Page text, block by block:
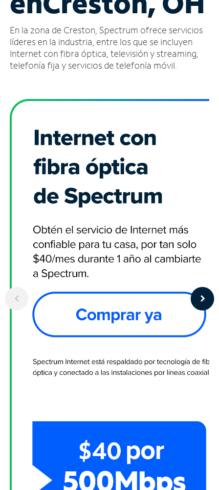
cuenta
Encuentra
una
tienda
En la zona de Creston, Spectrum ofrece servicios
líderes en la industria, entre los que se incluyen
Internet con fibra óptica, televisión y streaming,
telefonía fija y servicios de telefonía móvil.